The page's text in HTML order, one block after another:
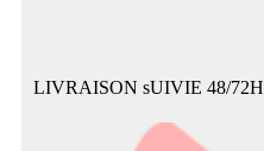
LIVRAISON sUIVIE 48/72H